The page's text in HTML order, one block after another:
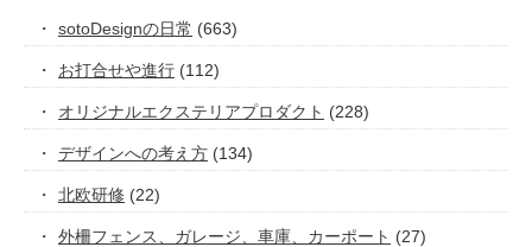
sotoDesignの日常 (663)
お打合せや進行 (112)
オリジナルエクステリアプロダクト (228)
デザインへの考え方 (134)
北欧研修 (22)
外柵フェンス、ガレージ、車庫、カーポート (27)